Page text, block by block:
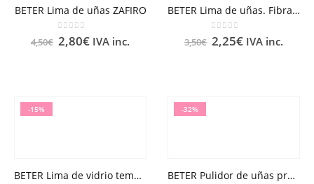
BETER Lima de uñas ZAFIRO
0out of 5
4,50€ 2,80€ IVA inc.
BETER Lima de uñas. Fibra de vidrio
0out of 5
3,50€ 2,25€ IVA inc.
-15%
BETER Lima de vidrio templado
-32%
BETER Pulidor de uñas profesional 2 Fases